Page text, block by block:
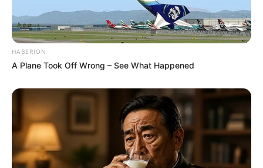
HABERION
A Plane Took Off Wrong – See What Happened